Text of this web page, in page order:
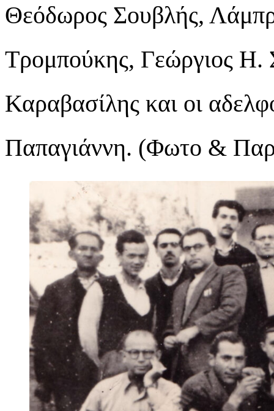
Θεόδωρος Σουβλής,
Τρομπούκης, Γεώργιος Η.
Καραβασίλης και οι
Παπαγιάννη. (Φωτο &